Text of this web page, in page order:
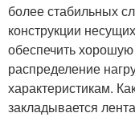
более стабильных
конструкции
обеспечить
распределение
характеристикам.
закладывается